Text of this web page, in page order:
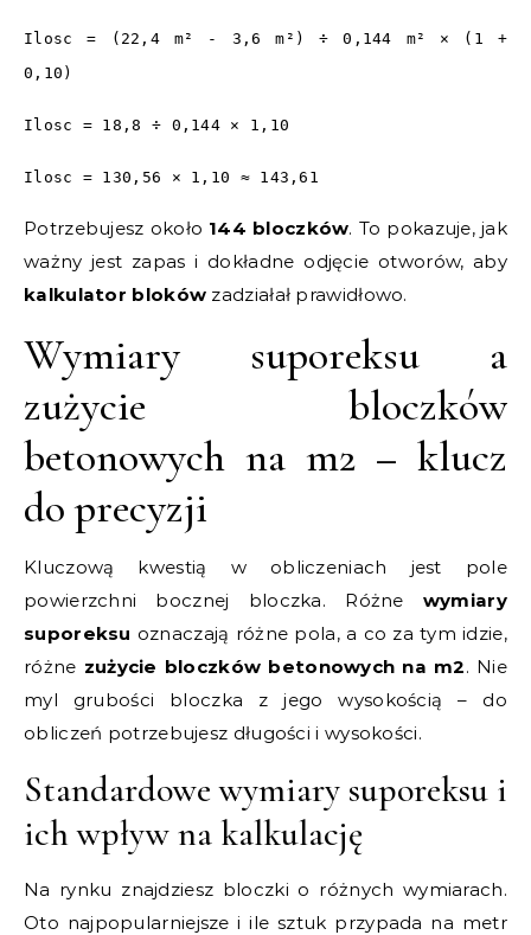
Ilosc = (22,4 m² - 3,6 m²) ÷ 0,144 m² × (1 +
0,10)
Ilosc = 18,8 ÷ 0,144 × 1,10
Ilosc = 130,56 × 1,10 ≈ 143,61
Potrzebujesz około 144 bloczków. To pokazuje, jak
ważny jest zapas i dokładne odjęcie otworów, aby
kalkulator bloków zadziałał prawidłowo.
Wymiary suporeksu a
zużycie bloczków
betonowych na m2 – klucz
do precyzji
Kluczową kwestią w obliczeniach jest pole
powierzchni bocznej bloczka. Różne wymiary
suporeksu oznaczają różne pola, a co za tym idzie,
różne zużycie bloczków betonowych na m2. Nie
myl grubości bloczka z jego wysokością – do
obliczeń potrzebujesz długości i wysokości.
Standardowe wymiary suporeksu i
ich wpływ na kalkulację
Na rynku znajdziesz bloczki o różnych wymiarach.
Oto najpopularniejsze i ile sztuk przypada na metr